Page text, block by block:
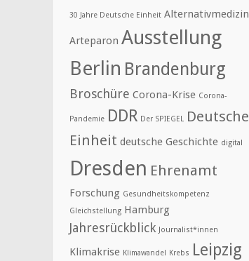
30 Jahre Deutsche Einheit Alternativmedizin
Arteparon Ausstellung
Berlin Brandenburg
Broschüre Corona-Krise Corona-
Pandemie DDR Der SPIEGEL Deutsche
Einheit deutsche Geschichte digital
Dresden Ehrenamt
Forschung Gesundheitskompetenz
Gleichstellung Hamburg
Jahresrückblick Journalist*innen
Klimakrise Klimawandel Krebs Leipzig